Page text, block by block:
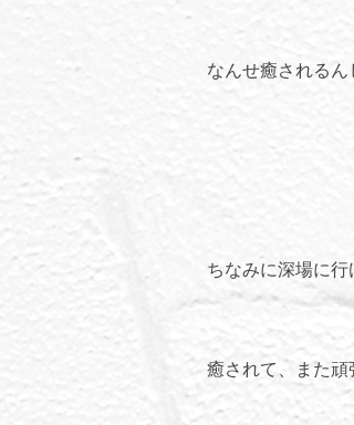
なんせ癒されるん
ちなみに深場に行
癒されて、また